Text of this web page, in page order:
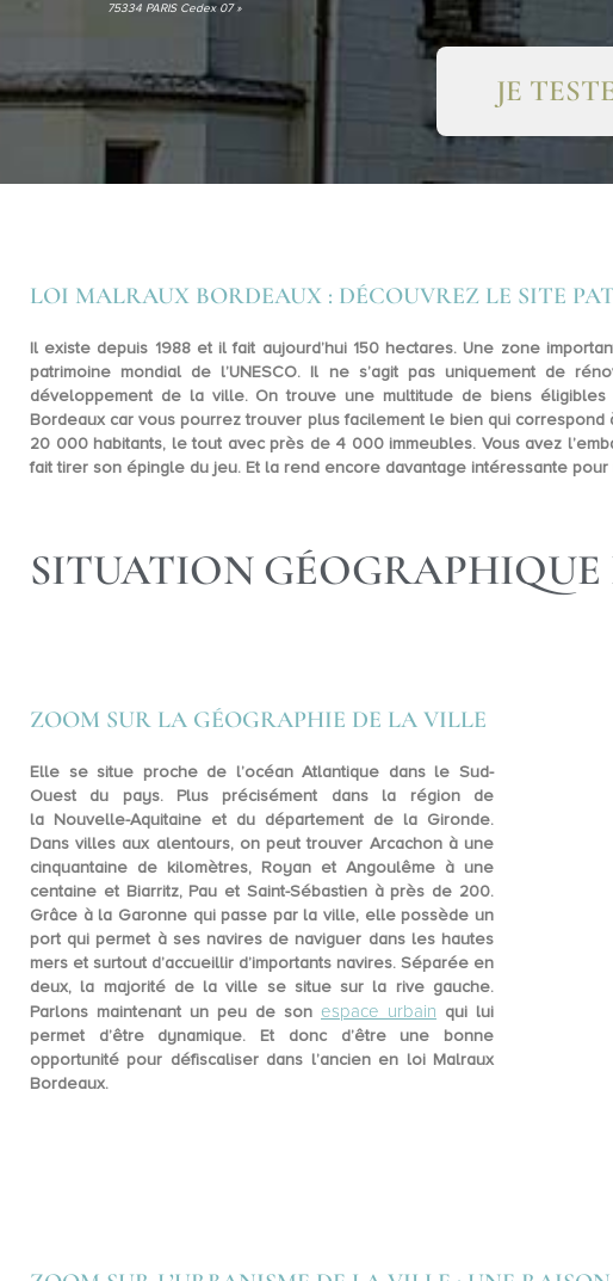
75334 PARIS Cedex 07 »
JE
LOI MALRAUX BORDEAUX : DÉCOUVREZ LE SITE
Il existe depuis 1988et il fait aujourd’hui 150 hectares. Une zone
patrimoine mondial de l’UNESCO. Il ne s’agit pas uniquement de
développement de la ville. On trouve une multitude de biens
Bordeaux car vous pourrez trouver plus facilement le bien qui
20 000 habitants, le tout avec près de 4 000 immeubles. Vous avez
fait tirer son épingle du jeu. Et la rend encore davantage intéressante pour
SITUATION
ZOOM SUR LA GÉOGRAPHIE DE LA VILLE
Elle se situe proche de l’océan Atlantique dans le Sud-
Ouest du pays. Plus précisément dans la région de
la Nouvelle-Aquitaine et du département de la Gironde.
Dans villes aux alentours, on peut trouver Arcachon à une
cinquantaine de kilomètres, Royan et Angoulême à une
centaine et Biarritz, Pau et Saint-Sébastien à près de 200.
Grâce à la Garonne qui passe par la ville, elle possède un
port qui permet à ses navires de naviguer dans les hautes
mers et surtout d’accueillir d’importants navires. Séparée en
deux, la majorité de la ville se situe sur la rive gauche.
Parlons maintenant un peu de son espace urbain qui lui
permet d’être dynamique. Et donc d’être une bonne
opportunité pour défiscaliser dans l’ancien en loi Malraux
Bordeaux.